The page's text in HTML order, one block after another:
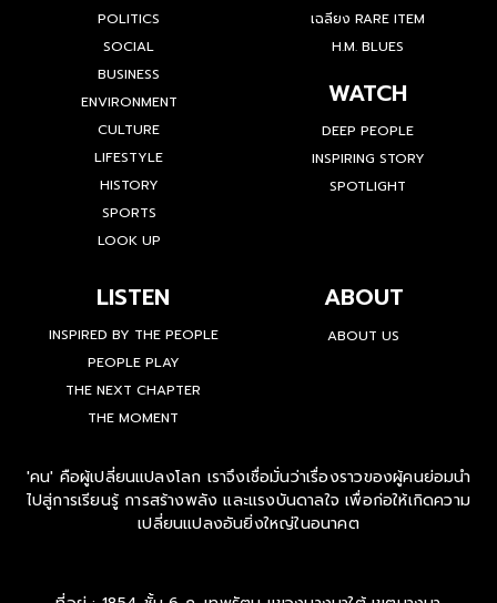
POLITICS
SOCIAL
BUSINESS
ENVIRONMENT
CULTURE
LIFESTYLE
HISTORY
SPORTS
LOOK UP
เฉลียง RARE ITEM
H.M. BLUES
WATCH
DEEP PEOPLE
INSPIRING STORY
SPOTLIGHT
LISTEN
INSPIRED BY THE PEOPLE
PEOPLE PLAY
THE NEXT CHAPTER
THE MOMENT
ABOUT
ABOUT US
'คน' คือผู้เปลี่ยนแปลงโลก เราจึงเชื่อมั่นว่าเรื่องราวของผู้คนย่อมนำ
ไปสู่การเรียนรู้ การสร้างพลัง และแรงบันดาลใจ เพื่อก่อให้เกิดความ
เปลี่ยนแปลงอันยิ่งใหญ่ในอนาคต